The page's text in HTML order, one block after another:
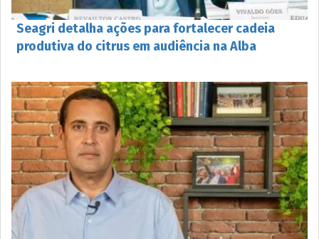
Seagri detalha ações para fortalecer cadeia
produtiva do citrus em audiência na Alba